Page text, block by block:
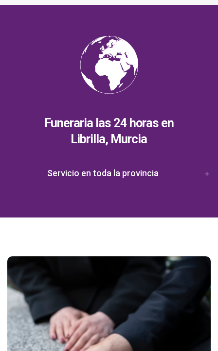
Funeraria las 24 horas en
Librilla, Murcia
Servicio en toda la provincia